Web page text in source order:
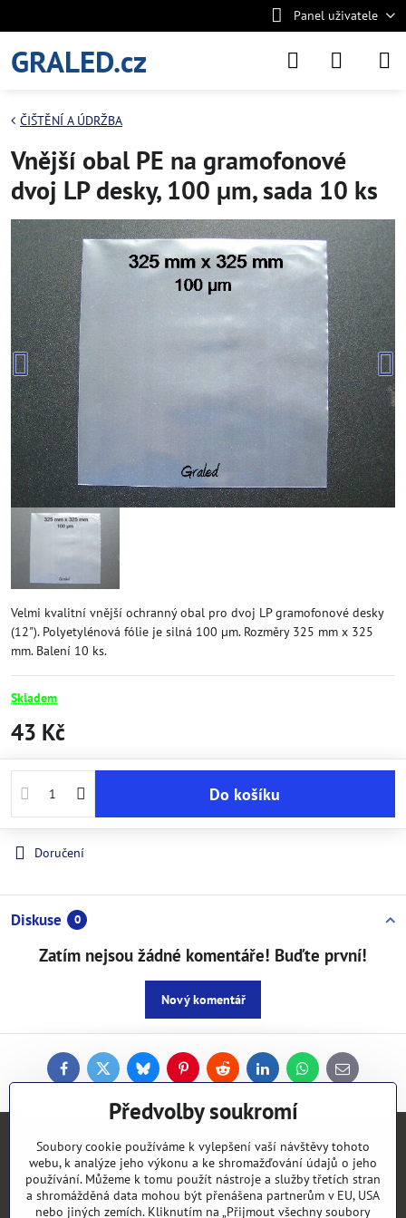
Panel uživatele
GRALED.cz
ČIŠTĚNÍ A ÚDRŽBA
Vnější obal PE na gramofonové
dvoj LP desky, 100 µm, sada 10 ks
Velmi kvalitní vnější ochranný obal pro dvoj LP gramofonové desky
(12"). Polyetylénová fólie je silná 100 µm. Rozměry 325 mm x 325
mm. Balení 10 ks.
Skladem
43 Kč
Do košíku
Doručení
Diskuse 0
Zatím nejsou žádné komentáře! Buďte první!
Nový komentář
FacebookTwitterBlueskyPinterestReddit LinkedInWhatsApp
E-
mail
Kontakty
Objednávky
Předvolby soukromí
Soubory cookie používáme k vylepšení vaší návštěvy tohoto
webu, k analýze jeho výkonu a ke shromažďování údajů o jeho
používání. Můžeme k tomu použít nástroje a služby třetích stran
a shromážděná data mohou být přenášena partnerům v EU, USA
nebo jiných zemích. Kliknutím na „Přijmout všechny soubory